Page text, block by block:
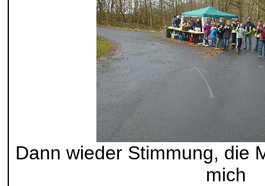
Dann wieder Stimmung, die
mich